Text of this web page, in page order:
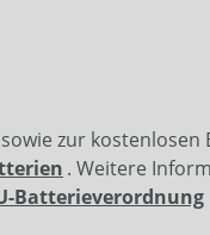
zur
. Weitere
Batterieverordnung